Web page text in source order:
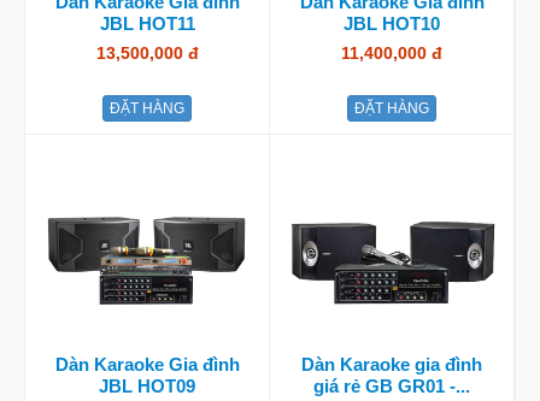
JBL HOT11
13,500,000 đ
ĐẶT HÀNG
JBL HOT10
11,400,000 đ
ĐẶT HÀNG
Dàn Karaoke Gia đình
JBL HOT09
Dàn Karaoke gia đình
giá rẻ GB GR01 -...